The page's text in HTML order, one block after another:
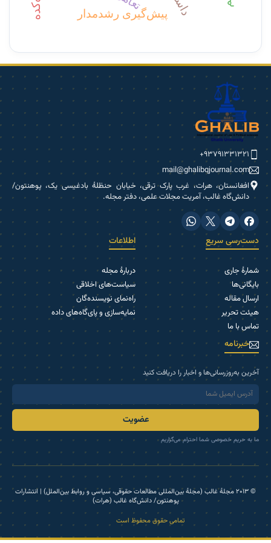
پیش‌گیری رشدمدار
۹۳۷۹۱۳۳۱۳۲۱+
mail@ghalibqjournal.com
افغانستان، هرات، غرب پارک ترقی، خیابان حنظلۀ بادغیسی یک، پوهنتون/
دانش‌گاه غالب، آمریت مجلات علمی، دفتر مجله.
دست‌رسی سریع
شمارۀ جاری
بایگانی‌ها
ارسال مقاله
هیئت تحریر
تماس با ما
اطلاعات
دربارۀ مجله
سیاست‌های اخلاقی
راه‌نمای نویسنده‌گان
نمایه‌سازی و پای‌گاه‌های داده
خبرنامه
آخرین به‌روزرسانی‌ها و اخبار را دریافت کنید
عضویت
ما به حریم خصوصی شما احترام می‌گزاریم
© ۲۰۱۳ مجلۀ غالب (مجلۀ بین‌المللی مطالعات حقوقی، سیاسی و روابط بین‌الملل) | انتشارات
پوهنتون/ دانش‌گاه غالب (هرات)
تمامی حقوق محفوظ است